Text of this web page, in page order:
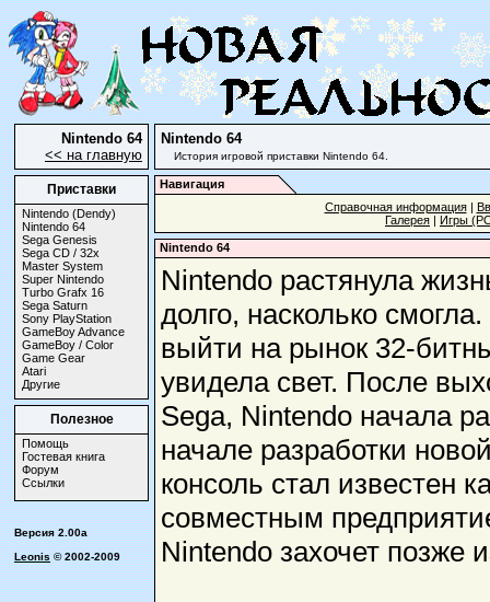
Nintendo 64
<< на главную
Приставки
Nintendo (Dendy)
Nintendo 64
Sega Genesis
Sega CD / 32x
Master System
Super Nintendo
Turbo Grafx 16
Sega Saturn
Sony PlayStation
GameBoy Advance
GameBoy / Color
Game Gear
Atari
Другие
Полезное
Помощь
Гостевая книга
Форум
Ссылки
Версия 2.00a
Leonis© 2002-2009
Nintendo 64
История игровой приставки Nintendo 64.
Навигация
Справочная информация|
Галерея | Игры
Nintendo 64
Nintendo растянула
долго, насколько
выйти на рынок 32-
увидела свет. После
Sega, Nintendo начала
начале разработки
консоль стал известен
совместным
Nintendo захочет позже